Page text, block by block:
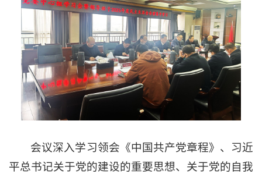
会议深入学习领会《中国共产党章程》、习近
平总书记关于党的建设的重要思想、关于党的自我